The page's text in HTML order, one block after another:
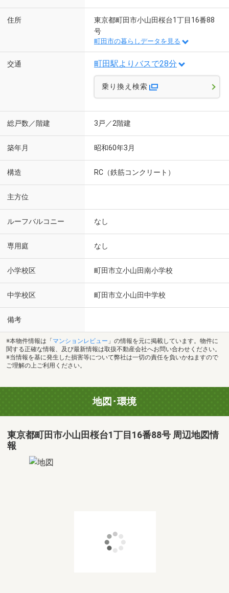
住所
東京都町田市小山田桜台1丁目16番88
号
町田市の暮らしデータを見る
交通 町田駅よりバスで28分
乗り換え検索
総戸数／階建 3戸／2階建
築年月 昭和60年3月
構造 RC（鉄筋コンクリート）
主方位
ルーフバルコニー なし
専用庭 なし
小学校区 町田市立小山田南小学校
中学校区 町田市立小山田中学校
備考
※本物件情報は「 マンションレビュー 」の情報を元に掲載しています。物件に
関する正確な情報、及び最新情報は取扱不動産会社へお問い合わせください。
※当情報を基に発生した損害等について弊社は一切の責任を負いかねますので
ご理解の上ご利用ください。
地図･環境
東京都町田市小山田桜台1丁目16番88号 周辺地図情
報